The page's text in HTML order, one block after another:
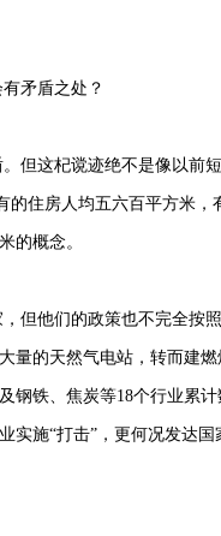
矛盾之处？
但这杞谠迹绝不是像以前
住房人均五六百平方米
的概念。
但他们的政策也不完全按
量的天然气电站，转而建
钢铁、焦炭等18个行业累
施“打击”，更何况发达